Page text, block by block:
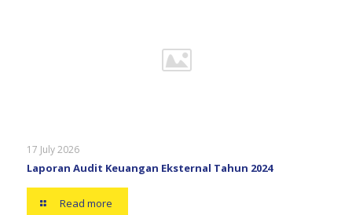
17 July 2026
Laporan Audit Keuangan Eksternal Tahun 2024
Read more